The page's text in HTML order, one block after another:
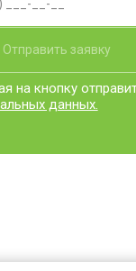
Отправить заявку
на кнопку
данных.